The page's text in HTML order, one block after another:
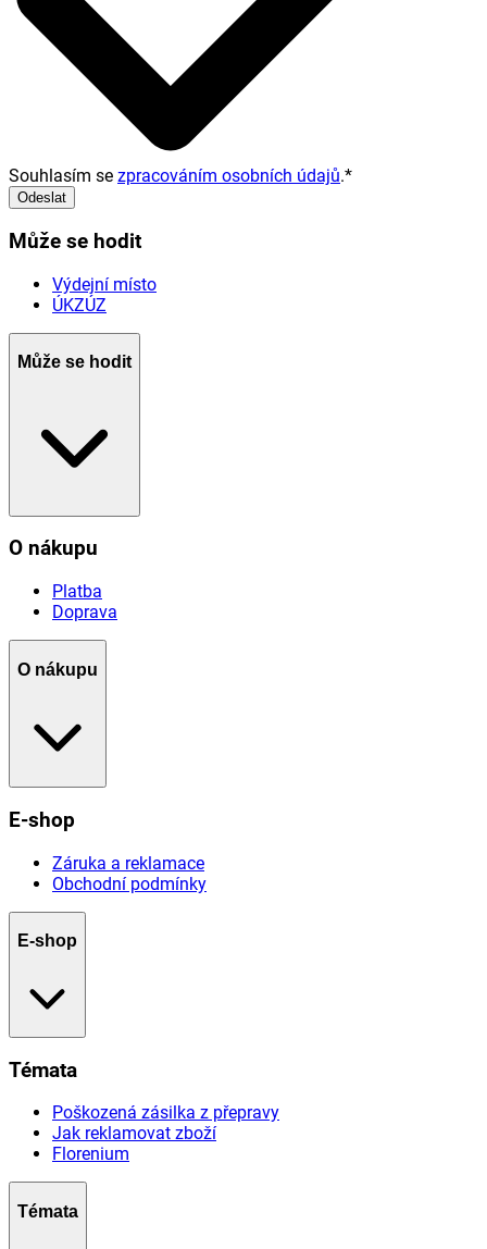
Souhlasím se zpracováním osobních údajů.*
Odeslat
Může se hodit
Výdejní místo
ÚKZÚZ
Může se hodit
O nákupu
Platba
Doprava
O nákupu
E-shop
Záruka a reklamace
Obchodní podmínky
E-shop
Témata
Poškozená zásilka z přepravy
Jak reklamovat zboží
Florenium
Témata